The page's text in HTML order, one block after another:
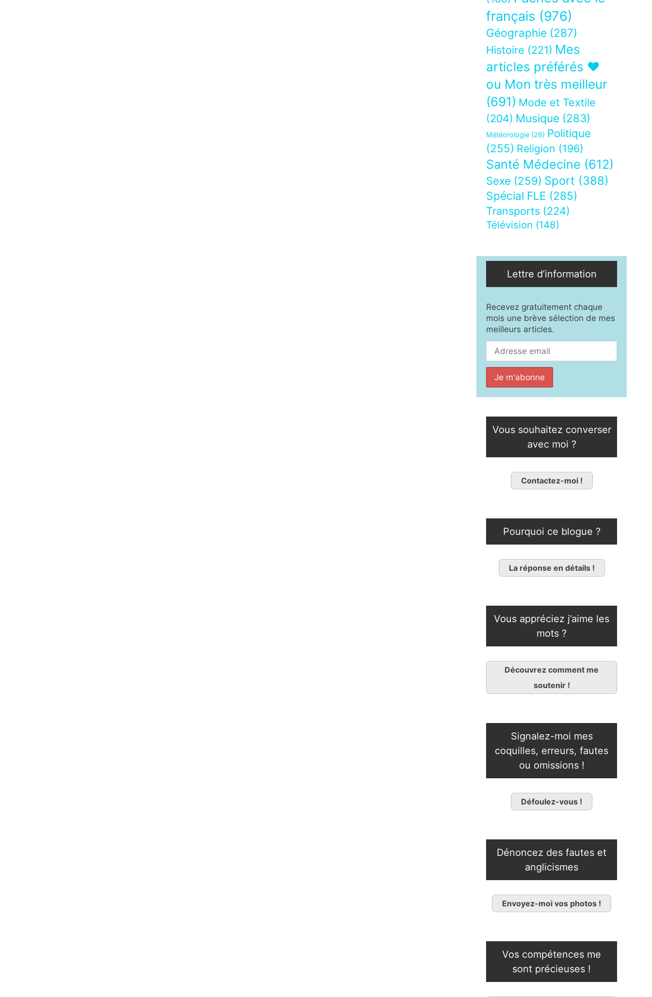
français (976)
Géographie (287)
Histoire (221) Mes
articles préférés ❤
ou Mon très meilleur
(691) Mode et Textile
(204) Musique (283)
Météorologie (28) Politique
(255) Religion (196)
Santé Médecine (612)
Sexe (259) Sport (388)
Spécial FLE (285)
Transports (224)
Télévision (148)
Lettre d’information
Recevez gratuitement chaque
mois une brève sélection de mes
meilleurs articles.
Vous souhaitez converser
avec moi ?
Contactez-moi !
Pourquoi ce blogue ?
La réponse en détails !
Vous appréciez j’aime les
mots ?
Découvrez comment me
soutenir !
Signalez-moi mes
coquilles, erreurs, fautes
ou omissions !
Défoulez-vous !
Dénoncez des fautes et
anglicismes
Envoyez-moi vos photos !
Vos compétences me
sont précieuses !